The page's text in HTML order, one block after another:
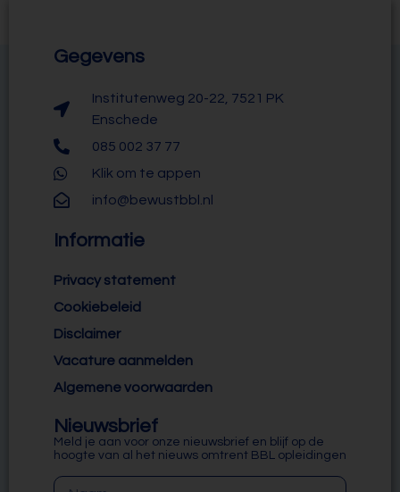
Gegevens
Institutenweg 20-22, 7521 PK
Enschede
085 002 37 77
Klik om te appen
info@bewustbbl.nl
Informatie
Privacy statement
Cookiebeleid
Disclaimer
Vacature aanmelden
Algemene voorwaarden
Nieuwsbrief
Meld je aan voor onze nieuwsbrief en blijf op de
hoogte van al het nieuws omtrent BBL opleidingen